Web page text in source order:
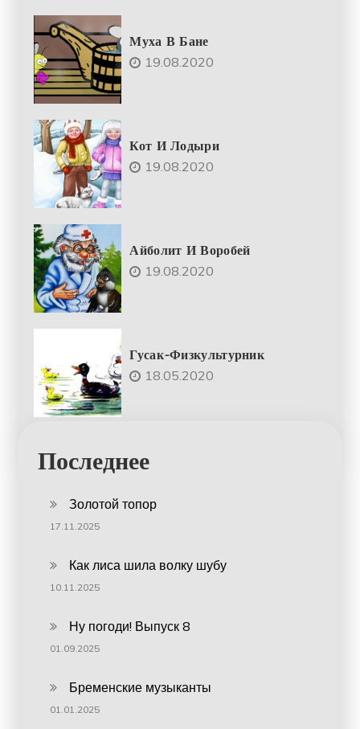
Муха В Бане
19.08.2020
Кот И Лодыри
19.08.2020
Айболит И Воробей
19.08.2020
Гусак-Физкультурник
18.05.2020
Последнее
Золотой топор
17.11.2025
Как лиса шила волку шубу
10.11.2025
Ну погоди! Выпуск 8
01.09.2025
Бременские музыканты
01.01.2025